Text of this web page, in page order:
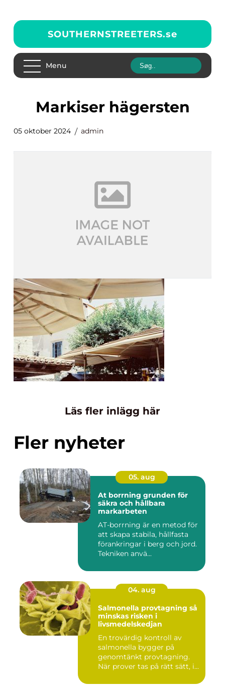
SOUTHERNSTREETERS.se
Menu
markiser hägersten
05 oktober 2024 admin
Läs fler inlägg här
Fler nyheter
05. aug
At borrning grunden för
säkra och hållbara
markarbeten
AT-borrning är en metod för
att skapa stabila, hållfasta
förankringar i berg och jord.
Tekniken anvä...
04. aug
Salmonella provtagning så
minskas risken i
livsmedelskedjan
En trovärdig kontroll av
salmonella bygger på
genomtänkt provtagning.
När prover tas på rätt sätt, i...